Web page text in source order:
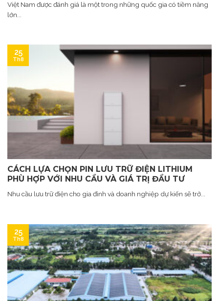
Việt Nam được đánh giá là một trong những quốc gia có tiềm năng
lớn...
CÁCH LỰA CHỌN PIN LƯU TRỮ ĐIỆN LITHIUM
PHÙ HỢP VỚI NHU CẦU VÀ GIÁ TRỊ ĐẦU TƯ
Nhu cầu lưu trữ điện cho gia đình và doanh nghiệp dự kiến sẽ trở...
25
Th8
25
Th8